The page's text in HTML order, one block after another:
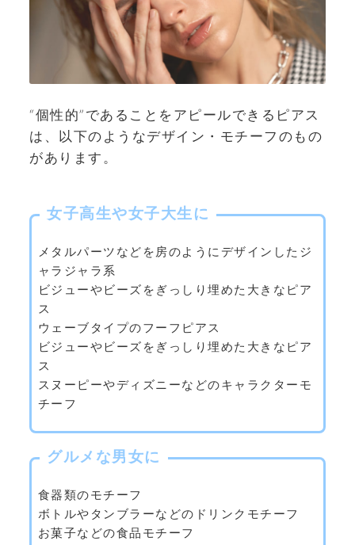
“個性的”であることをアピールできるピアス
は、以下のようなデザイン・モチーフのもの
があります。
女子高生や女子大生に
メタルパーツなどを房のようにデザインしたジ
ャラジャラ系
ビジューやビーズをぎっしり埋めた大きなピア
ス
ウェーブタイプのフーフピアス
ビジューやビーズをぎっしり埋めた大きなピア
ス
スヌーピーやディズニーなどのキャラクターモ
チーフ
グルメな男女に
食器類のモチーフ
ボトルやタンブラーなどのドリンクモチーフ
お菓子などの食品モチーフ